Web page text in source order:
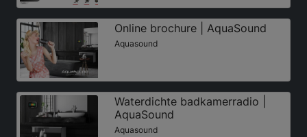
Online brochure | AquaSound
Aquasound
Waterdichte badkamerradio |
AquaSound
Aquasound